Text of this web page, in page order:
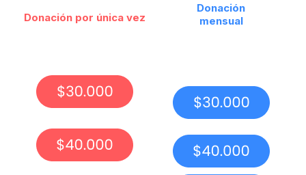
Donación por única vez
Donación
mensual